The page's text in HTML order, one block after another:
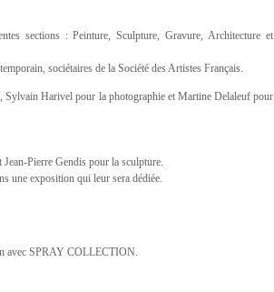
sections : Peinture, Sculpture, Gravure, Architecture et
sociétaires de la Société des Artistes Français.
Sylvain Harivel pour la photographie et Martine Delaleuf pour
Pierre Gendis pour la sculpture.
une exposition qui leur sera dédiée.
avec SPRAY COLLECTION.